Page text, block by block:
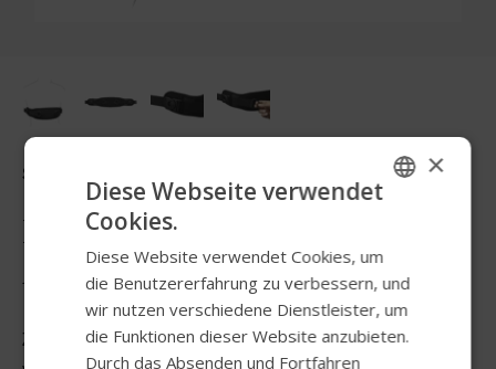
Sitzen & Positionieren
Permobil Bodypoint
Monoflex Chest Support
Zur Untersützung und Stabilisierung der Haltung bei
SWEDISH
DUTCH
×
Diese Webseite verwendet
Cookies.
Diese Website verwendet Cookies, um
die Benutzererfahrung zu verbessern, und
wir nutzen verschiedene Dienstleister, um
die Funktionen dieser Website anzubieten.
Durch das Absenden und Fortfahren